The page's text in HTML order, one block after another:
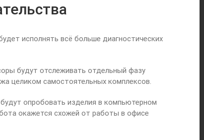
исполнять всё больше диагностических
будут отслеживать отдельный фазу
целиком самостоятельных комплексов.
опробовать изделия в компьютерном
окажется схожей от работы в офисе